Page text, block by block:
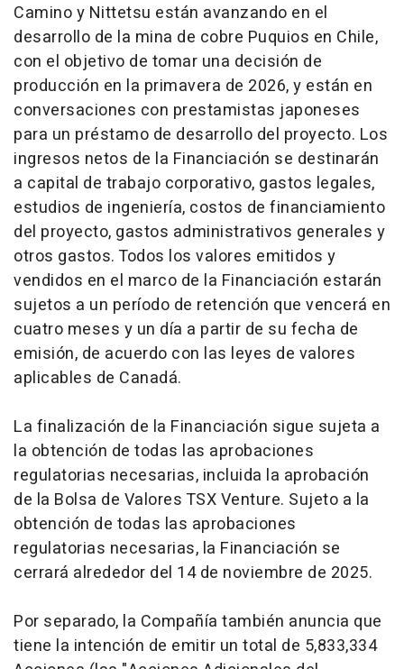
Camino y Nittetsu están avanzando en el
desarrollo de la mina de cobre Puquios en Chile,
con el objetivo de tomar una decisión de
producción en la primavera de 2026, y están en
conversaciones con prestamistas japoneses
para un préstamo de desarrollo del proyecto. Los
ingresos netos de la Financiación se destinarán
a capital de trabajo corporativo, gastos legales,
estudios de ingeniería, costos de financiamiento
del proyecto, gastos administrativos generales y
otros gastos. Todos los valores emitidos y
vendidos en el marco de la Financiación estarán
sujetos a un período de retención que vencerá en
cuatro meses y un día a partir de su fecha de
emisión, de acuerdo con las leyes de valores
aplicables de Canadá.
La finalización de la Financiación sigue sujeta a
la obtención de todas las aprobaciones
regulatorias necesarias, incluida la aprobación
de la Bolsa de Valores TSX Venture. Sujeto a la
obtención de todas las aprobaciones
regulatorias necesarias, la Financiación se
cerrará alrededor del 14 de noviembre de 2025.
Por separado, la Compañía también anuncia que
tiene la intención de emitir un total de 5,833,334